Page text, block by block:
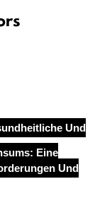
Und
Eine
Und